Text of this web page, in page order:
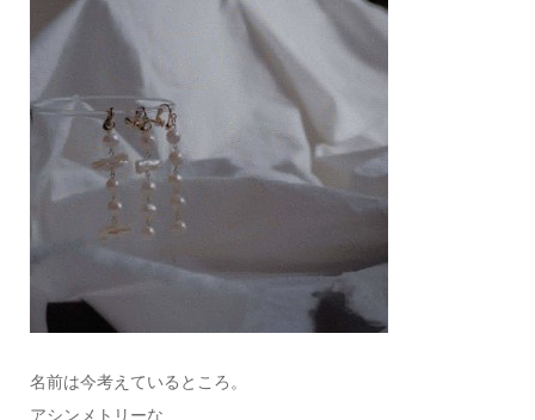
名前は今考えているところ。
アシンメトリーな